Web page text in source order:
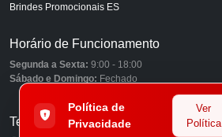
Brindes Promocionais ES
Horário de Funcionamento
Segunda a Sexta: 9:00 - 18:00
Sábado e Domingo: Fechado
Telefones
Política de
Privacidade
Ver
Política